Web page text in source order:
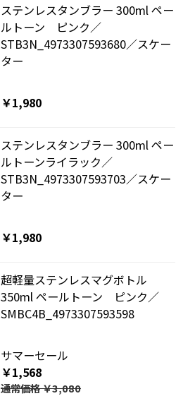
ステンレスタンブラー 300ml ペー
ルトーン ピンク／
STB3N_4973307593680／スケー
ター
￥1,980
ステンレスタンブラー 300ml ペー
ルトーンライラック／
STB3N_4973307593703／スケー
ター
￥1,980
超軽量ステンレスマグボトル
350ml ペールトーン ピンク／
SMBC4B_4973307593598
サマーセール
￥1,568
通常価格￥3,080